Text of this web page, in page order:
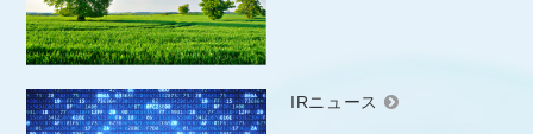
IRニュース